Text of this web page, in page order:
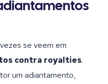
se veem em
contra royalties.
um adiantamento,